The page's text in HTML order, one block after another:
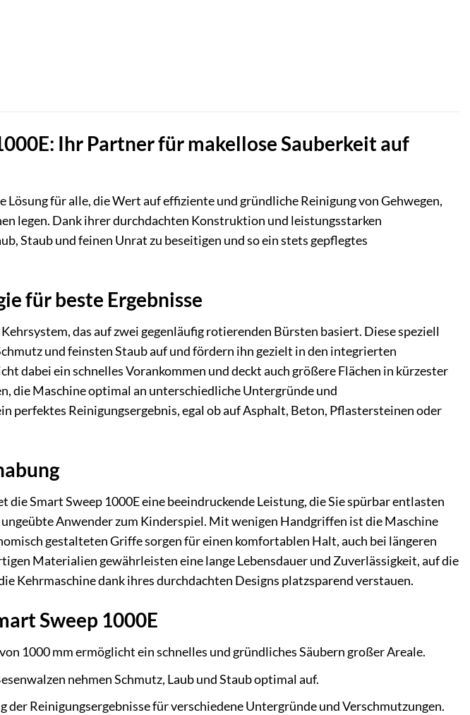
Ihr Partner für makellose Sauberkeit auf
Lösung für alle, die Wert auf effiziente und gründliche Reinigung von Gehwegen,
legen. Dank ihrer durchdachten Konstruktion und leistungsstarken
Staub und feinen Unrat zu beseitigen und so ein stets gepflegtes
für beste Ergebnisse
das auf zwei gegenläufig rotierenden Bürsten basiert. Diese speziell
und feinsten Staub auf und fördern ihn gezielt in den integrierten
dabei ein schnelles Vorankommen und deckt auch größere Flächen in kürzester
die Maschine optimal an unterschiedliche Untergründe und
perfektes Reinigungsergebnis, egal ob auf Asphalt, Beton, Pflastersteinen oder
Smart Sweep 1000E eine beeindruckende Leistung, die Sie spürbar entlasten
Anwender zum Kinderspiel. Mit wenigen Handgriffen ist die Maschine
gestalteten Griffe sorgen für einen komfortablen Halt, auch bei längeren
Materialien gewährleisten eine lange Lebensdauer und Zuverlässigkeit, auf die
Kehrmaschine dank ihres durchdachten Designs platzsparend verstauen.
Sweep 1000E
1000 mm ermöglicht ein schnelles und gründliches Säubern großer Areale.
nehmen Schmutz, Laub und Staub optimal auf.
Reinigungsergebnisse für verschiedene Untergründe und Verschmutzungen.